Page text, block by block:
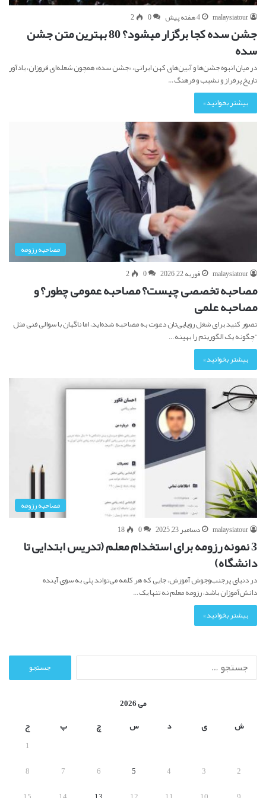
malaysiatour
4 هفته پیش 0
2
جشن سده کجا برگزار میشود؟ 80 بهترین متن جشن
سده
در میان انبوه جشن‌ها و آیین‌های کهن ایرانی، «جشن سده» همچون شعله‌ای فروزان، یادآور
تاریخ پرفراز و نشیب و فرهنگ…
بیشتر بخوانید »
مصاحبه رزومه
malaysiatour
فوریه 22, 2026 0
2
مصاحبه تخصصی چیست؟ مصاحبه عمومی چطور؟ و
مصاحبه علمی
تصور کنید برای شغل رویایی‌تان دعوت به مصاحبه شده‌اید، اما ناگهان با سوالی فنی مثل
“چگونه یک الگوریتم را بهینه…
بیشتر بخوانید »
مصاحبه رزومه
malaysiatour
دسامبر 23, 2025 0
18
3 نمونه رزومه برای استخدام معلم (تدریس ابتدایی تا
دانشگاه)
در دنیای پرجنب‌وجوش آموزش، جایی که هر کلمه می‌تواند پلی به سوی آینده
دانش‌آموزان باشد، رزومه معلم نه تنها یک…
بیشتر بخوانید »
می 2026
ش
ی د س چ پ
ج
1
2
3
4
5
6
7
8